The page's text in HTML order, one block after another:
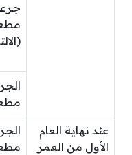
عند نهاية العام
الأول من العمر